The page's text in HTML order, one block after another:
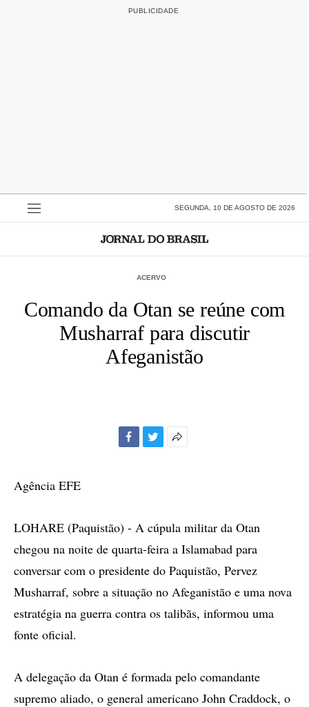
SEGUNDA, 10 DE AGOSTO DE 2026
ACERVO
Comando da Otan se reúne com
Musharraf para discutir
Afeganistão
Agência EFE
LOHARE (Paquistão) - A cúpula militar da Otan
chegou na noite de quarta-feira a Islamabad para
conversar com o presidente do Paquistão, Pervez
Musharraf, sobre a situação no Afeganistão e uma nova
estratégia na guerra contra os talibãs, informou uma
fonte oficial.
A delegação da Otan é formada pelo comandante
supremo aliado, o general americano John Craddock, o